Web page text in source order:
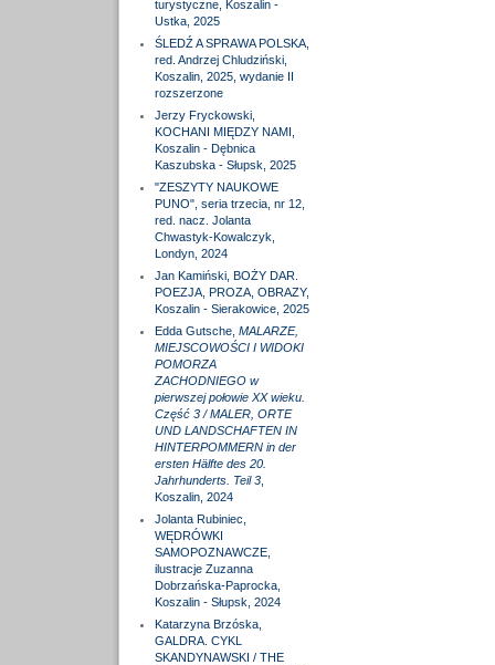
turystyczne, Koszalin -
Ustka, 2025
ŚLEDŹ A SPRAWA POLSKA,
red. Andrzej Chludziński,
Koszalin, 2025, wydanie II
rozszerzone
Jerzy Fryckowski,
KOCHANI MIĘDZY NAMI,
Koszalin - Dębnica
Kaszubska - Słupsk, 2025
"ZESZYTY NAUKOWE
PUNO", seria trzecia, nr 12,
red. nacz. Jolanta
Chwastyk-Kowalczyk,
Londyn, 2024
Jan Kamiński, BOŻY DAR.
POEZJA, PROZA, OBRAZY,
Koszalin - Sierakowice, 2025
Edda Gutsche, MALARZE,
MIEJSCOWOŚCI I WIDOKI
POMORZA
ZACHODNIEGO w
pierwszej połowie XX wieku.
Część 3 / MALER, ORTE
UND LANDSCHAFTEN IN
HINTERPOMMERN in der
ersten Hälfte des 20.
Jahrhunderts. Teil 3,
Koszalin, 2024
Jolanta Rubiniec,
WĘDRÓWKI
SAMOPOZNAWCZE,
ilustracje Zuzanna
Dobrzańska-Paprocka,
Koszalin - Słupsk, 2024
Katarzyna Brzóska,
GALDRA. CYKL
SKANDYNAWSKI / THE